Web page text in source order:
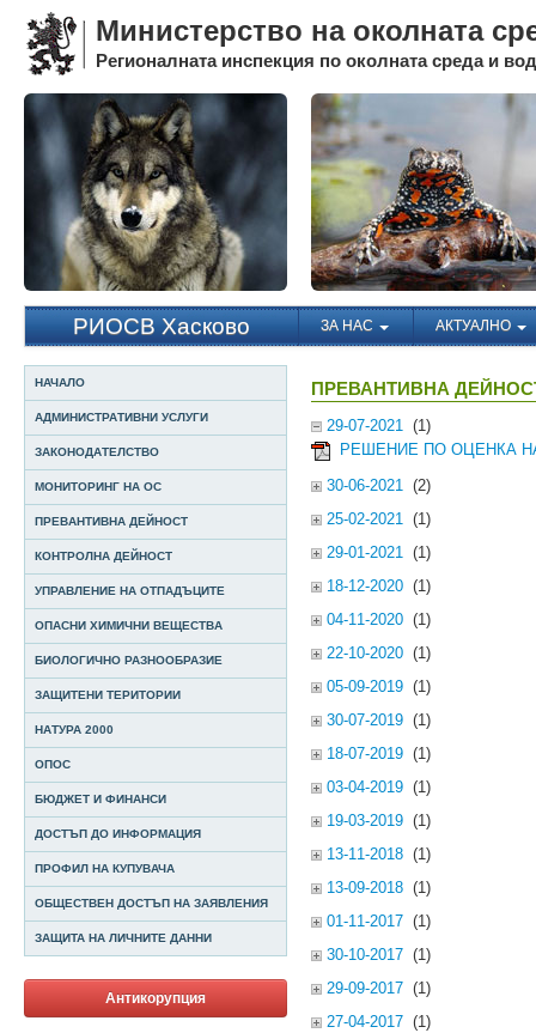
Министерство на околната
Регионалната инспекция по околната среда и
РИОСВ Хасково ЗА НАС АКТУАЛНО
НАЧАЛО
АДМИНИСТРАТИВНИ УСЛУГИ
ЗАКОНОДАТЕЛСТВО
МОНИТОРИНГ НА ОС
ПРЕВАНТИВНА ДЕЙНОСТ
КОНТРОЛНА ДЕЙНОСТ
УПРАВЛЕНИЕ НА ОТПАДЪЦИТЕ
ОПАСНИ ХИМИЧНИ ВЕЩЕСТВА
БИОЛОГИЧНО РАЗНООБРАЗИЕ
ЗАЩИТЕНИ ТЕРИТОРИИ
НАТУРА 2000
ОПОС
БЮДЖЕТ И ФИНАНСИ
ДОСТЪП ДО ИНФОРМАЦИЯ
ПРОФИЛ НА КУПУВАЧА
ОБЩЕСТВЕН ДОСТЪП НА ЗАЯВЛЕНИЯ
ЗАЩИТА НА ЛИЧНИТЕ ДАННИ
Антикорупция
ПРЕВАНТИВНА
29-07-2021 (1)
РЕШЕНИЕ ПО ОЦЕНКА
30-06-2021 (2)
25-02-2021 (1)
29-01-2021 (1)
18-12-2020 (1)
04-11-2020 (1)
22-10-2020 (1)
05-09-2019 (1)
30-07-2019 (1)
18-07-2019 (1)
03-04-2019 (1)
19-03-2019 (1)
13-11-2018 (1)
13-09-2018 (1)
01-11-2017 (1)
30-10-2017 (1)
29-09-2017 (1)
27-04-2017 (1)